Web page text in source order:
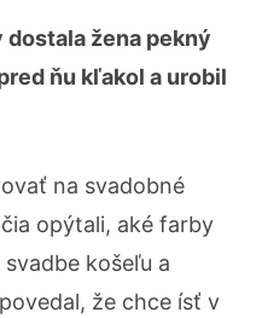
dostala žena pekný
ňu kľakol a urobil
na svadobné
opýtali, aké farby
košeľu a
že chce ísť v